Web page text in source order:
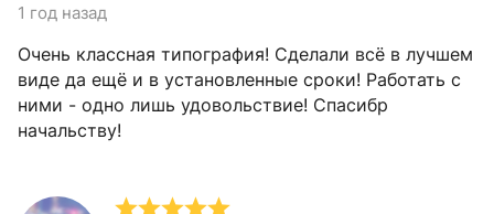
1 год назад
Очень классная типография! Сделали всё в лучшем
виде да ещё и в установленные сроки! Работать с
ними - одно лишь удовольствие! Спасибр
начальству!